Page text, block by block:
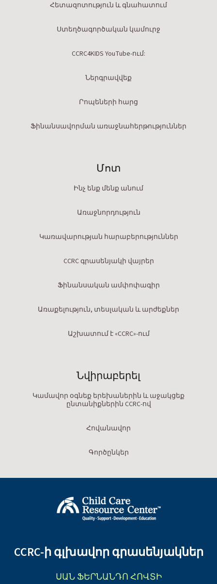
Հետազոտություն և գնահատում
Ստեղծագործական կամուրջ
CCRC4KIDS YouTube-ում:
Ներգրավվեք
Րոպեների հարց
Ֆինանսավորման առաջնահերթություններ
Մոտ
Ինչ ենք մենք անում
Առաջնորդություն
Կառավարության հարաբերություններ
CCRC գրասենյակի վայրեր
Ֆինանսական ամփոփագիր
Առաքելություն, տեսլական և արժեքներ
Աշխատում է «CCRC»-ում
Նվիրաբերել
Կամավոր օգնեք երեխաներին և աջակցեք
ընտանիքներին CCRC-ով
Հովանավոր
Գործընկեր
CCRC-ի գլխավոր գրասենյակներ
ՍԱՆ ՖԵՐՆԱՆԴՈ ՀՈՎՏԻ